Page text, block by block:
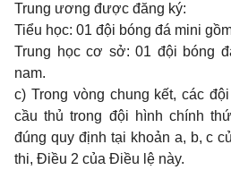
Trung ương được đăng ký:
Tiểu học: 01 đội bóng đá mini
Trung học cơ sở: 01 đội bóng
nam.
c) Trong vòng chung kết, các
cầu thủ trong đội hình chính
đúng quy định tại khoản a, b, c
thi, Điều 2 của Điều lệ này.